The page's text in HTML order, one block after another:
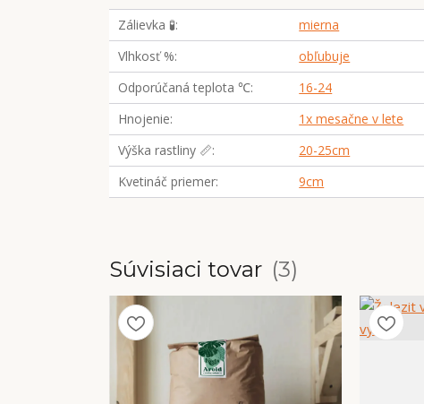
Zálievka 🧪
mierna
Vlhkosť %
obľubuje
Odporúčaná teplota ℃
16-24
Hnojenie
1x mesačne v lete
Výška rastliny 📏
20-25cm
Kvetináč priemer
9cm
Súvisiaci tovar 3